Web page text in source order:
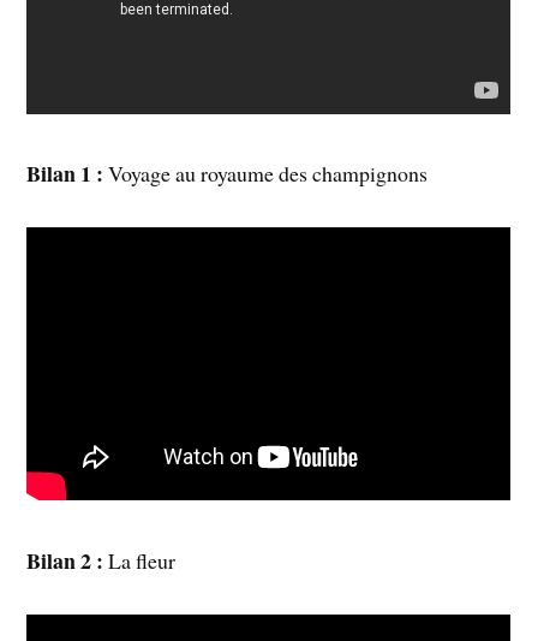
Bilan 1 : Voyage au royaume des champignons
Bilan 2 : La fleur